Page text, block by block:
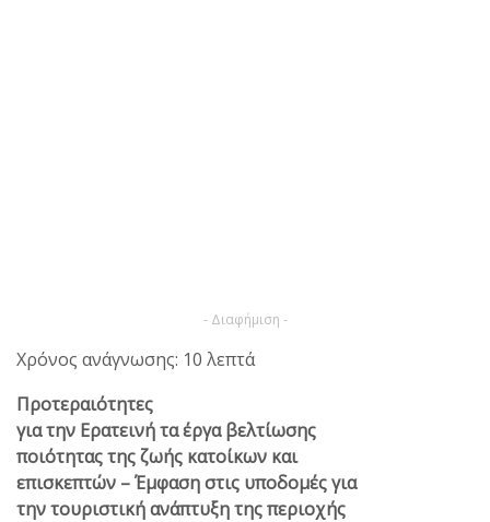
- Διαφήμιση -
Χρόνος ανάγνωσης: 10 λεπτά
Προτεραιότητες
για την Ερατεινή τα έργα βελτίωσης
ποιότητας της ζωής κατοίκων και
επισκεπτών – Έμφαση στις υποδομές για
την τουριστική ανάπτυξη της περιοχής